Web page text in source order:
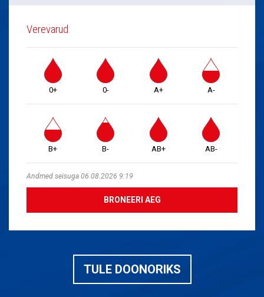
Verevarud
0+ 0- A+ A-
B+ B- AB+ AB-
Andmed seisuga 06.08.2026 9:19
BRONEERI AEG
TULE DOONORIKS